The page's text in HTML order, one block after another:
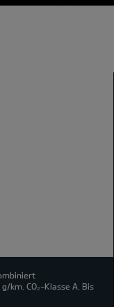
km. CO₂-Klasse A. Bis